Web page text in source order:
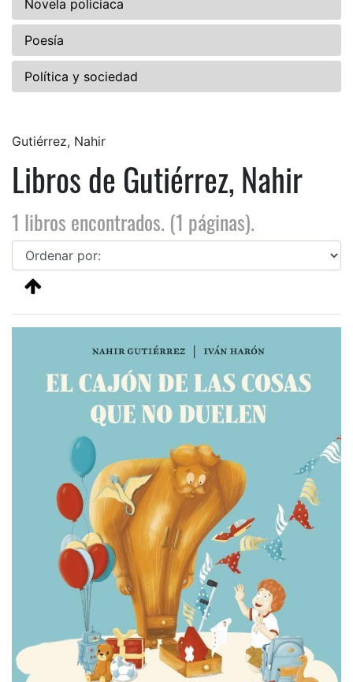
Novela policiaca
Poesía
Política y sociedad
Gutiérrez, Nahir
Libros de Gutiérrez, Nahir
1 libros encontrados. (1 páginas).